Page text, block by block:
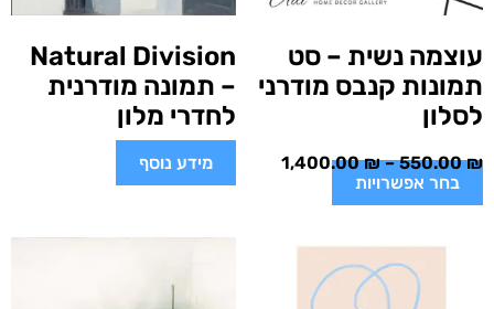
עוצמה נשית – סט
תמונות קנבס מודרני
לסלון
550.00₪
–
1,400.00₪
בחר אפשרויות
Natural Division
– תמונה מודרנית
לחדרי מלון
מידע נוסף